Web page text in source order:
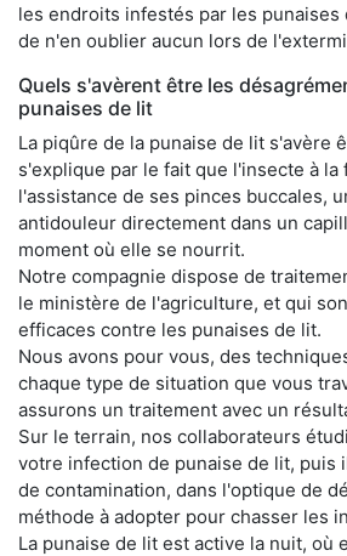
les endroits infestés par les punaises
de n'en oublier aucun lors de
Quels s'avèrent être les
punaises de lit
La piqûre de la punaise de lit s'avère
s'explique par le fait que l'insecte à
l'assistance de ses pinces buccales,
antidouleur directement dans un
moment où elle se nourrit.
Notre compagnie dispose de
le ministère de l'agriculture, et qui
efficaces contre les punaises de lit.
Nous avons pour vous, des
chaque type de situation que vous
assurons un traitement avec un
Sur le terrain, nos collaborateurs
votre infection de punaise de lit, puis
de contamination, dans l'optique de
méthode à adopter pour chasser les
La punaise de lit est active la nuit, où